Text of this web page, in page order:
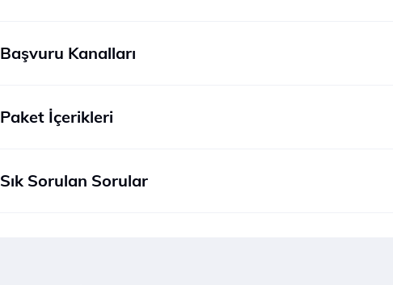
Başvuru Kanalları
Paket İçerikleri
Sık Sorulan Sorular